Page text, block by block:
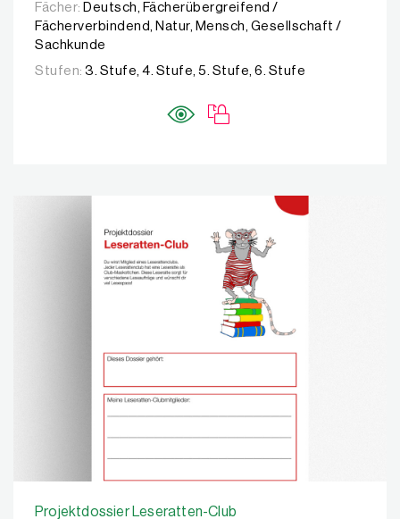
Fächer: Deutsch, Fächerübergreifend /
Fächerverbindend, Natur, Mensch, Gesellschaft /
Sachkunde
Stufen: 3. Stufe, 4. Stufe, 5. Stufe, 6. Stufe
Projektdossier Leseratten-Club